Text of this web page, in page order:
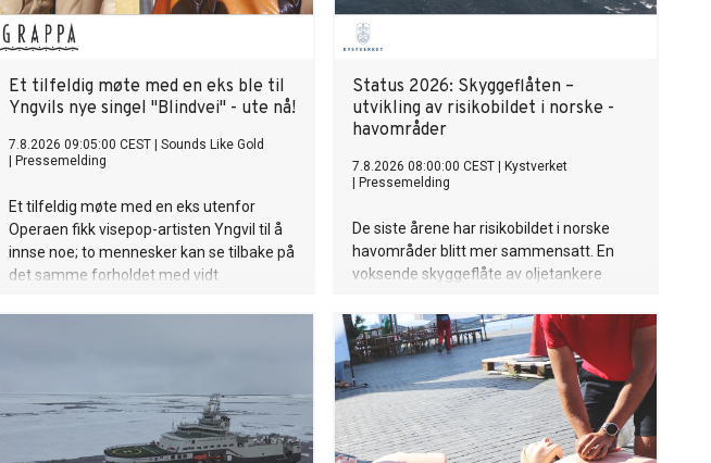
Et tilfeldig møte med en eks ble til
Yngvils nye singel "Blindvei" - ute nå!
7.8.2026 09:05:00 CEST
Sounds Like Gold
Pressemelding
Et tilfeldig møte med en eks utenfor
Operaen fikk visepop-artisten Yngvil til å
innse noe; to mennesker kan se tilbake på
det samme forholdet med vidt
historiefortelling et smittende refreng og
et varmt poputtrykk. "Blindvei" er ute nå!
Status 2026: Skyggeflåten –
utvikling av risikobildet i ­norske ­
havområder
7.8.2026 08:00:00 CEST
Kystverket
Pressemelding
De siste årene har risikobildet i norske
havområder blitt mer ­sammensatt. En
voksende skyggeflåte av oljetankere
utenfor etablerte kontroll- og sikkerhets­
regimer. Fartøyene representerer en
forhøyet risiko som utfordrer sikkerheten
og miljøet i europeiske farvann. Dette er
en ny normal som vi må tilpasse oss og
som vi følger nøye med på utviklingen av.